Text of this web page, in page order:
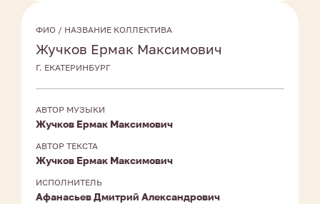
ФИО / НАЗВАНИЕ КОЛЛЕКТИВА
Жучков Ермак Максимович
Г. ЕКАТЕРИНБУРГ
АВТОР МУЗЫКИ
Жучков Ермак Максимович
АВТОР ТЕКСТА
Жучков Ермак Максимович
ИСПОЛНИТЕЛЬ
Афанасьев Дмитрий Александрович